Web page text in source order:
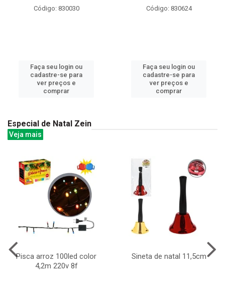
Código: 830030
Faça seu login ou
cadastre-se para
ver preços e
comprar
Código: 830624
Faça seu login ou
cadastre-se para
ver preços e
comprar
Especial de Natal Zein
Veja mais
Pisca arroz 100led color
4,2m 220v 8f
Sineta de natal 11,5cm